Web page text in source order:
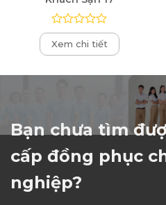
Được
xếp
hạng
Xem chi tiết
Bạn chưa tìm
cấp đồng phục
nghiệp?